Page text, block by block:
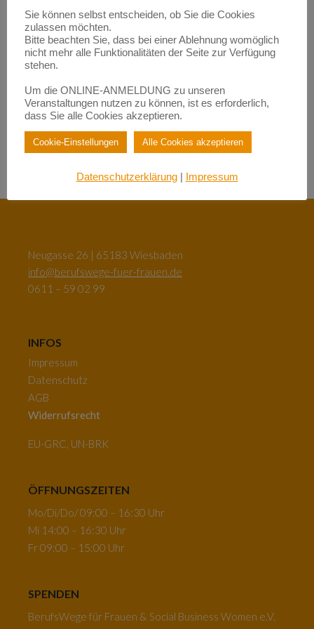
werden | BerufsWege für Frauen e.V.
zuFundraisende – die „Eier-legenden Woll-Milch-Säue“
Empowerment durch Mentoring: Wie Migrantinnen gestärkt
werden | BerufsWege für Frauen e.V.
zuFemale Empowerment im Main Kinzig Kreis
Be happy – so werden Sie glücklich im Beruf!| BerufsWege für
Frauen e.V.
Eigenlob stimmt!
Be happy – so werden Sie glücklich im Beruf!| BerufsWege für
Frauen e.V.
Female Empowerment im Main Kinzig Kreis
Neugasse 26 | 65183 Wiesbaden
info@berufswege-fuer-frauen.de
0611 – 59 02 99
INFOS
Impressum
Datenschutz
AGB
Widerrufsrecht
EU-GRC, UN-BRK
ÖFFNUNGSZEITEN
Mo/Di/Do/ 09:00 – 16:30 Uhr
Mi 14:00 – 16:30 Uhr
Fr 09:00 – 15:00 Uhr
SPENDEN
BerufsWege für Frauen & Social Business Women e.V.
Sie können selbst entscheiden, ob Sie die Cookies
zulassen möchten.
Bitte beachten Sie, dass bei einer Ablehnung womöglich
nicht mehr alle Funktionalitäten der Seite zur Verfügung
stehen.
Um die ONLINE-ANMELDUNG zu unseren
Veranstaltungen nutzen zu können, ist es erforderlich,
dass Sie alle Cookies akzeptieren.
Cookie-Einstellungen Alle Cookies akzeptieren
Datenschutzerklärung| Impressum